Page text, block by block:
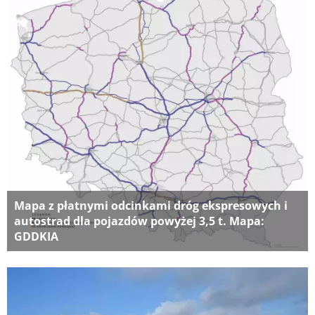
Mapa z płatnymi odcinkami dróg ekspresowych i
autostrad dla pojazdów powyżej 3,5 t. Mapa:
GDDKIA